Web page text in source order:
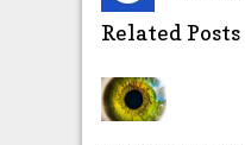
Related Posts